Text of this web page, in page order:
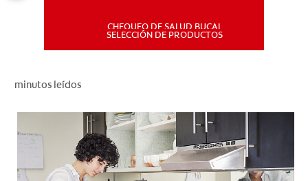
PARA PROFESIONALES
CHEQUEO DE SALUD BUCAL
SELECCIÓN DE PRODUCTOS
minutos leídos